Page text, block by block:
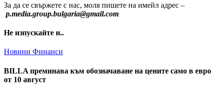
За да се свържете с нас, моля пишете на имейл адрес –
p.media.group.bulgaria@gmail.com
Не изпускайте и..
Новини Финанси
BILLA преминава към обозначаване на цените само в евро
от 10 август